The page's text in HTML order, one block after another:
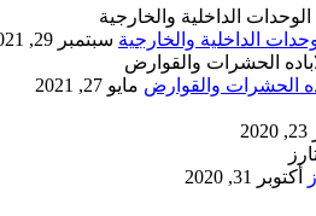
سبتمبر 29, 2021
مايو 27, 2021
أكتوبر 31, 2020